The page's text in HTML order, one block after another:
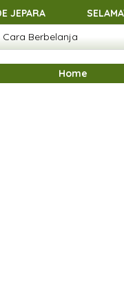
SELAMAT
SELAMAT
SELAMAT
Cara Berbelanja
Home